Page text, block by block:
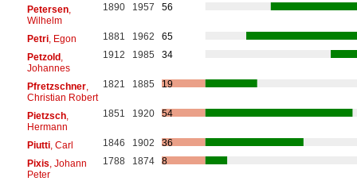
Petersen,
Wilhelm
1890 1957 56
Petri, Egon 1881 1962
65
Petzold,
Johannes
1912 1985 34
Pfretzschner,
Christian Robert
1821 1885 19
Pietzsch,
Hermann
1851 1920 54
Piutti, Carl 1846 1902
36
Pixis , Johann
Peter
1788 1874 8